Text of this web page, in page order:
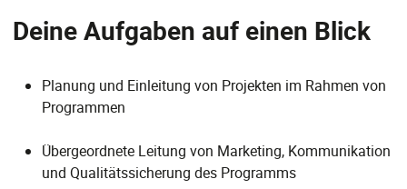
Deine Aufgaben auf einen Blick
Planung und Einleitung von Projekten im Rahmen von
Programmen
Übergeordnete Leitung von Marketing, Kommunikation
und Qualitätssicherung des Programms